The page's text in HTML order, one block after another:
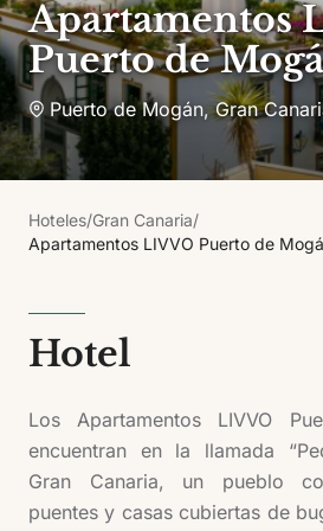
Apartamentos
Puerto de
Puerto de Mogán,Gran
Hoteles/Gran Canaria/
Apartamentos LIVVO Puerto de
Hotel
Los Apartamentos LIVVO
encuentran en la llamada
Gran Canaria, un pueblo
puentes y casas cubiertas de